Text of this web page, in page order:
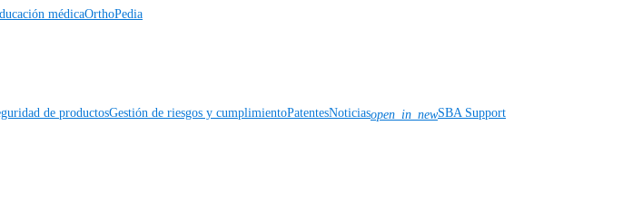
médicaOrthoPedia
de productosGestión de riesgos y cumplimientoPatentesNoticiasopen_in_newSBA Support